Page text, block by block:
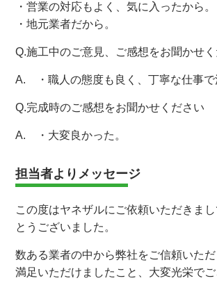
・営業の対応もよく、気に入ったから。
・地元業者だから。
Q.施工中のご意見、ご感想をお聞かせ
A. ・職人の態度も良く、丁寧な仕事で
Q.完成時のご感想をお聞かせください
A. ・大変良かった。
担当者よりメッセージ
この度はヤネザルにご依頼いただきま
とうございました。
数ある業者の中から弊社をご信頼いた
満足いただけましたこと、大変光栄でご